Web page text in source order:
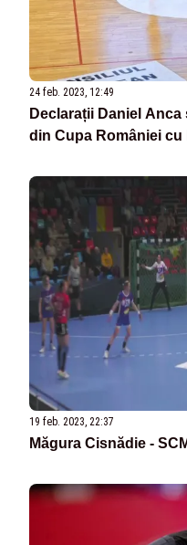
24 feb. 2023, 12:49
Declarații Daniel Anca
din Cupa României cu
19 feb. 2023, 22:37
Măgura Cisnădie -